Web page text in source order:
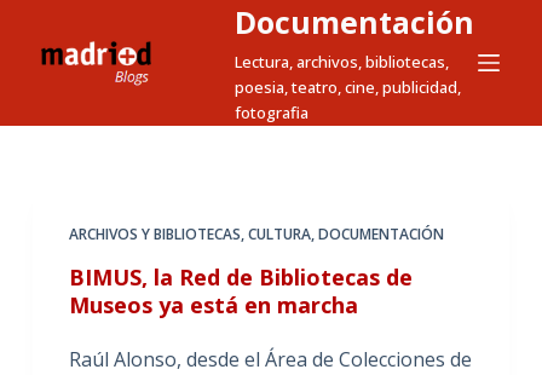
t
Documentación
Lectura, archivos, bibliotecas,
poesia, teatro, cine, publicidad,
fotografia
ARCHIVOS Y BIBLIOTECAS,CULTURA,DOCUMENTACIÓN
BIMUS, la Red de Bibliotecas de
Museos ya está en marcha
Raúl Alonso, desde el Área de Colecciones de